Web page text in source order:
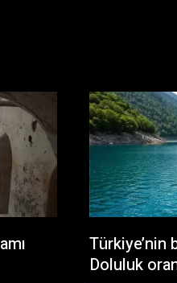
Türkiye’nin
Doluluk